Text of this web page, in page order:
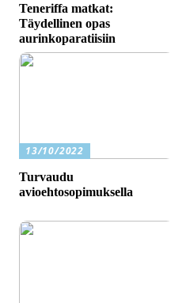
Teneriffa matkat:
Täydellinen opas
aurinkoparatiisiin
13/10/2022
Turvaudu
avioehtosopimuksella